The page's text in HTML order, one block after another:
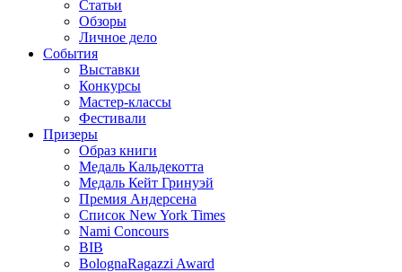
Статьи
Обзоры
Личное дело
События
Выставки
Конкурсы
Мастер-классы
Фестивали
Призеры
Образ книги
Медаль Кальдекотта
Медаль Кейт Гринуэй
Премия Андерсена
Список New York Times
Nami Concours
BIB
BolognaRagazzi Award